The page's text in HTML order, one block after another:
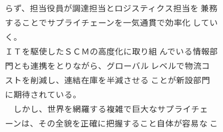
らず、担当役員が調達担当とロジスティクス担当を 兼務
することでサプライチェーンを一気通貫で効率化 してい
く。
ＩＴを駆使したＳＣＭの高度化に取り組 んでいる情報部
門とも連携をとりながら、グローバル レベルで物流コ
ストを削減し、連結在庫を半減させる ことが新設部門
に期待されている。
しかし、世界を網羅する複雑で巨大なサプライチェ
ーンは、その全貌を正確に把握すること自体が容易な こ